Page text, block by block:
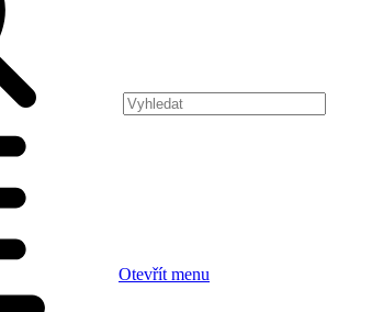
Otevřít menu